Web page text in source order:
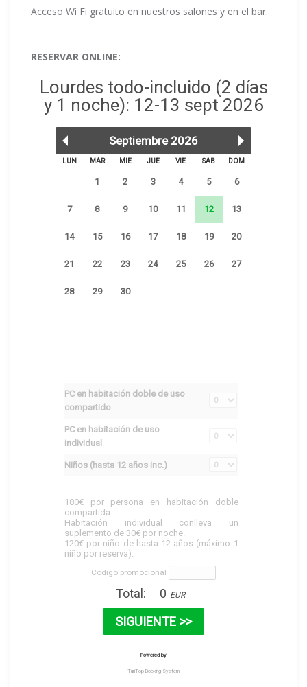
Acceso Wi Fi gratuito en nuestros salones y en el bar.
RESERVAR ONLINE: